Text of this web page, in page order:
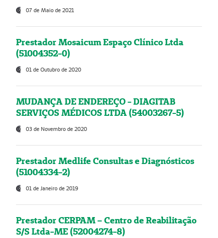
07 de Maio de 2021
Prestador Mosaicum Espaço Clínico Ltda
(51004352-0)
01 de Outubro de 2020
MUDANÇA DE ENDEREÇO - DIAGITAB
SERVIÇOS MÉDICOS LTDA (54003267-5)
03 de Novembro de 2020
Prestador Medlife Consultas e Diagnósticos
(51004334-2)
01 de Janeiro de 2019
Prestador CERPAM – Centro de Reabilitação
S/S Ltda-ME (52004274-8)